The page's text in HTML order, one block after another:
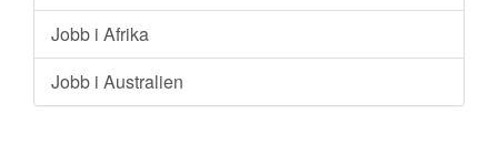
Jobb i Afrika
Jobb i Australien